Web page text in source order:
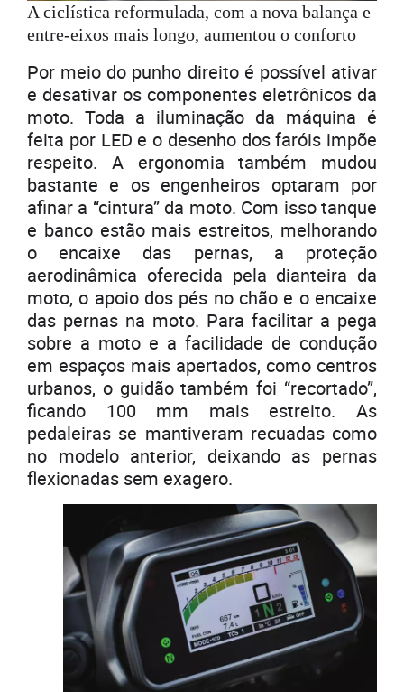
A ciclística reformulada, com a nova balança e
entre-eixos mais longo, aumentou o conforto
Por meio do punho direito é possível ativar
e desativar os componentes eletrônicos da
moto. Toda a iluminação da máquina é
feita por LED e o desenho dos faróis impõe
respeito. A ergonomia também mudou
bastante e os engenheiros optaram por
afinar a “cintura” da moto. Com isso tanque
e banco estão mais estreitos, melhorando
o encaixe das pernas, a proteção
aerodinâmica oferecida pela dianteira da
moto, o apoio dos pés no chão e o encaixe
das pernas na moto. Para facilitar a pega
sobre a moto e a facilidade de condução
em espaços mais apertados, como centros
urbanos, o guidão também foi “recortado”,
ficando 100 mm mais estreito. As
pedaleiras se mantiveram recuadas como
no modelo anterior, deixando as pernas
flexionadas sem exagero.